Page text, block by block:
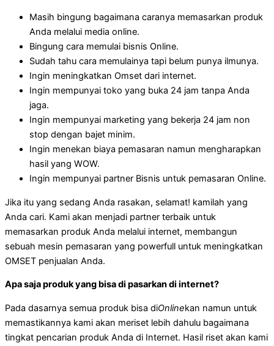
Masih bingung bagaimana caranya memasarkan produk
Anda melalui media online.
Bingung cara memulai bisnis Online.
Sudah tahu cara memulainya tapi belum punya ilmunya.
Ingin meningkatkan Omset dari internet.
Ingin mempunyai toko yang buka 24 jam tanpa Anda
jaga.
Ingin mempunyai marketing yang bekerja 24 jam non
stop dengan bajet minim.
Ingin menekan biaya pemasaran namun mengharapkan
hasil yang WOW.
Ingin mempunyai partner Bisnis untuk pemasaran Online.
Jika itu yang sedang Anda rasakan, selamat! kamilah yang
Anda cari. Kami akan menjadi partner terbaik untuk
memasarkan produk Anda melalui internet, membangun
sebuah mesin pemasaran yang powerfull untuk meningkatkan
OMSET penjualan Anda.
Apa saja produk yang bisa di pasarkan di internet?
Pada dasarnya semua produk bisa diOnlinekan namun untuk
memastikannya kami akan meriset lebih dahulu bagaimana
tingkat pencarian produk Anda di Internet. Hasil riset akan kami